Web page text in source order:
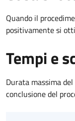
Quando il
positivamente si
Tempi e
Durata massima
conclusione del